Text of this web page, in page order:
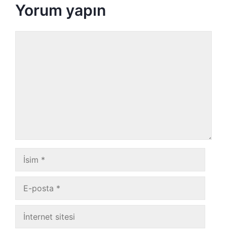
Yorum yapın
İsim
posta
İnternet
sitesi